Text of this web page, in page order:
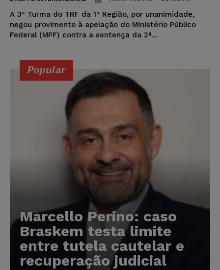
A 3ª Turma do TRF da 1ª Região, por unanimidade,
negou provimento à apelação do Ministério Público
Federal (MPF) contra a sentença da 2ª...
Popular
Marcello Perino: caso
Braskem testa limite
entre tutela cautelar e
recuperação judicial